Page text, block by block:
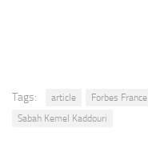
Tags: article Forbes France
Sabah Kemel Kaddouri